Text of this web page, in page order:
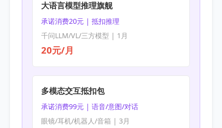
大语言模型推理旗舰
承诺消费20元 | 抵扣推理
千问LLM/VL/三方模型 | 1月
20元/月
多模态交互抵扣包
承诺消费99元 | 语音/意图/对话
眼镜/耳机/机器人/音箱 | 3月